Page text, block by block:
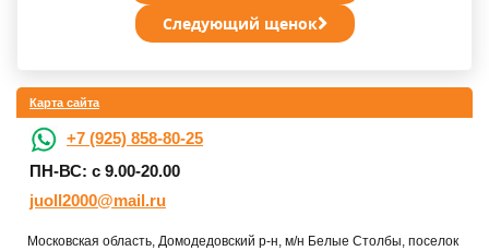
Следующий щенок
Карта сайта
+7 (925) 858-80-25
ПН-ВС: с 9.00-20.00
juoll2000@mail.ru
Московская область, Домодедовский р-н, м/н Белые Столбы, поселок